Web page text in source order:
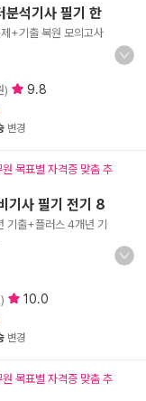
석기사 필기 한
+기출 복원 모의고사
) 9.8
변경
원 목표별 자격증 맞춤 추
기사 필기 전기 8
기출+플러스 4개년 기
10.0
변경
원 목표별 자격증 맞춤 추